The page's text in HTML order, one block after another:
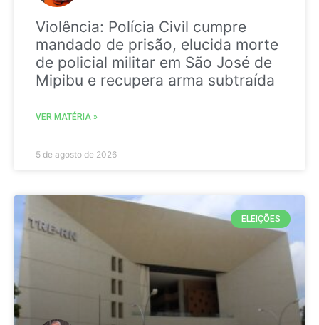
Violência: Polícia Civil cumpre
mandado de prisão, elucida morte
de policial militar em São José de
Mipibu e recupera arma subtraída
VER MATÉRIA »
5 de agosto de 2026
ELEIÇÕES